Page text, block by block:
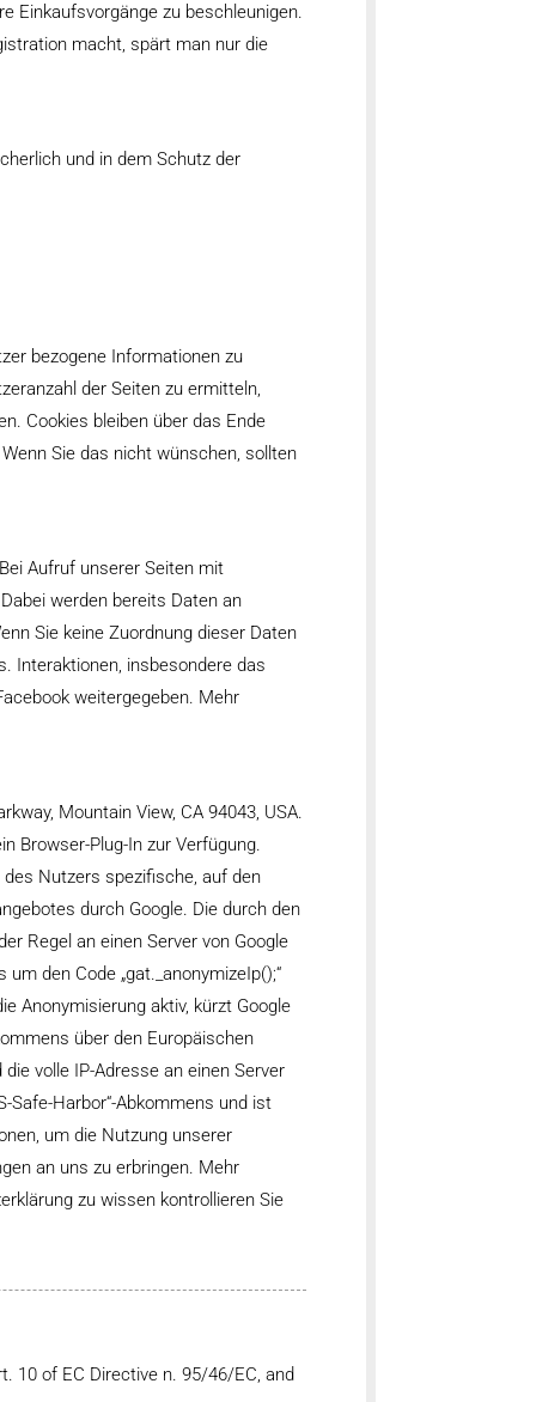
Einkaufsvorgänge zu beschleunigen.
macht, spärt man nur die
und in dem Schutz der
bezogene Informationen zu
der Seiten zu ermitteln,
Cookies bleiben über das Ende
Sie das nicht wünschen, sollten
Aufruf unserer Seiten mit
werden bereits Daten an
Sie keine Zuordnung dieser Daten
Interaktionen, insbesondere das
weitergegeben. Mehr
Mountain View, CA 94043, USA.
Browser-Plug-In zur Verfügung.
Nutzers spezifische, auf den
durch Google. Die durch den
Regel an einen Server von Google
den Code „gat._anonymizeIp();“
Anonymisierung aktiv, kürzt Google
über den Europäischen
volle IP-Adresse an einen Server
Safe-Harbor“-Abkommens und ist
um die Nutzung unserer
an uns zu erbringen. Mehr
zu wissen kontrollieren Sie
10 of EC Directive n. 95/46/EC, and